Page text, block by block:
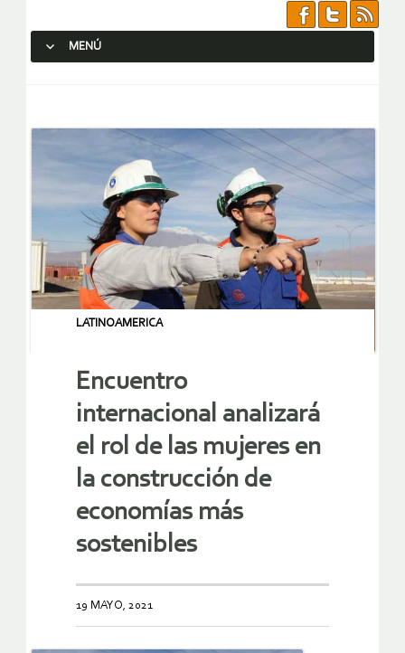
MENÚ
LATINOAMERICA
Encuentro
internacional analizará
el rol de las mujeres en
la construcción de
economías más
sostenibles
19 MAYO, 2021